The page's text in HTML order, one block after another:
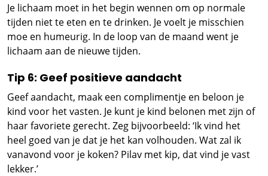
Je lichaam moet in het begin wennen om op normale
tijden niet te eten en te drinken. Je voelt je misschien
moe en humeurig. In de loop van de maand went je
lichaam aan de nieuwe tijden.
Tip 6: Geef positieve aandacht
Geef aandacht, maak een complimentje en beloon je
kind voor het vasten. Je kunt je kind belonen met zijn of
haar favoriete gerecht. Zeg bijvoorbeeld: ‘Ik vind het
heel goed van je dat je het kan volhouden. Wat zal ik
vanavond voor je koken? Pilav met kip, dat vind je vast
lekker.’